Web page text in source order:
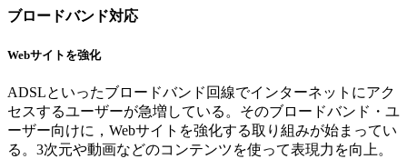
ブロードバンド対応
Webサイトを強化
ADSLといったブロードバンド回線でインターネットにアク
セスするユーザーが急増している。そのブロードバンド・ユ
ーザー向けに，Webサイトを強化する取り組みが始まってい
る。3次元や動画などのコンテンツを使って表現力を向上。